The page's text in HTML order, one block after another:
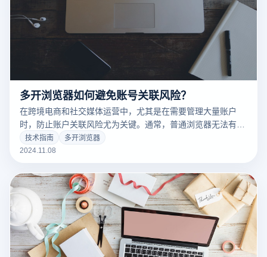
多开浏览器如何避免账号关联风险？
在跨境电商和社交媒体运营中，尤其是在需要管理大量账户
时，防止账户关联风险尤为关键。通常，普通浏览器无法有效
隔离不同账户的环境信息，导致平台轻易识别出同一设备上运
行的多个账户，从而带来关联风险。多开浏览器正是为满足这
在平台上呈现为独立的用户，显著降低了关联风险。那么，如
何利用多开浏览器来实现这种防关联保护呢？
技术指南
多开浏览器
2024.11.08